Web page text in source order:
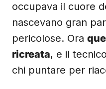
occupava il cuore
nascevano gran
pericolose. Ora
ricreata, e il
chi puntare per